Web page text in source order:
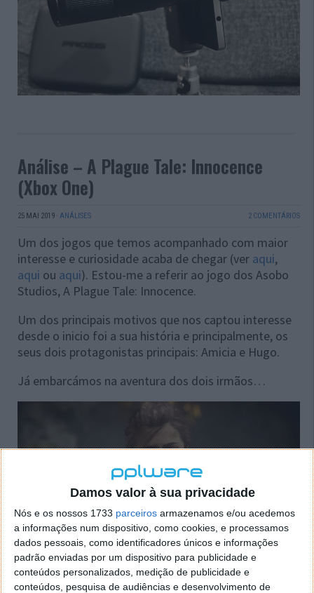
Damos valor à sua privacidade
Nós e os nossos 1733 parceiros armazenamos e/ou acedemos
a informações num dispositivo, como cookies, e processamos
dados pessoais, como identificadores únicos e informações
padrão enviadas por um dispositivo para publicidade e
conteúdos personalizados, medição de publicidade e
conteúdos, pesquisa de audiências e desenvolvimento de
Análise – A Plague Tale: Innocence
(Xbox One)
25 MAI 2019 · ANÁLISES 2 COMENTÁRIOS
Um dos jogos que temos acompanhado com maior
interesse e curiosidade acaba de chegar (ver aqui,
aqui ou aqui). Estou-me a referir ao jogo dos Asobo
Studios, A Plague Tale: Innocence.
Um dos principais motivos que nos captou interesse
desde o inicio foi a sua história e principalmente, os
seus dois protagonistas principais: Amicia e Hugo.
Já embarcámos na aventura dos dois irmãos…